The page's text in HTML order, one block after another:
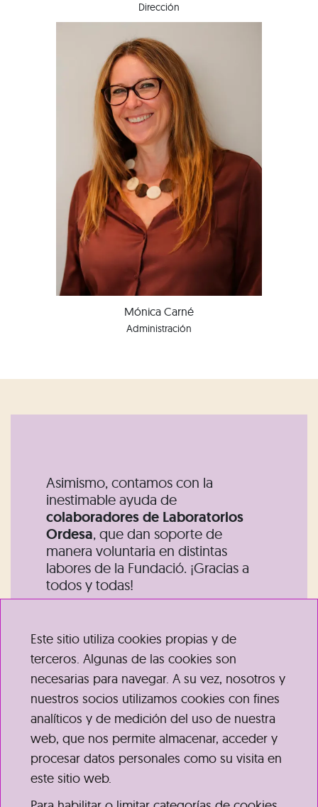
Dirección
Mónica Carné
Administración
Asimismo, contamos con la
inestimable ayuda de
colaboradores de Laboratorios
Ordesa, que dan soporte de
manera voluntaria en distintas
labores de la Fundació. ¡Gracias a
todos y todas!
Este sitio utiliza cookies propias y de
terceros. Algunas de las cookies son
necesarias para navegar. A su vez, nosotros y
nuestros socios utilizamos cookies con fines
analíticos y de medición del uso de nuestra
web, que nos permite almacenar, acceder y
procesar datos personales como su visita en
este sitio web.